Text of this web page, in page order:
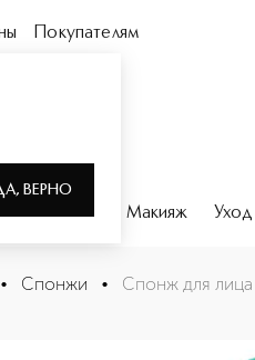
ВЕРНО
Покупателям
Макияж Уход
• Спонжи • Спонж для